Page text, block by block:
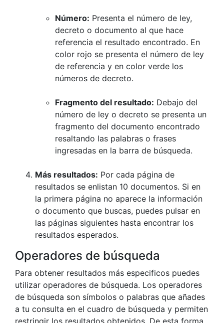
Número: Presenta el número de ley,
decreto o documento al que hace
referencia el resultado encontrado. En
color rojo se presenta el número de ley
de referencia y en color verde los
números de decreto.
Fragmento del resultado: Debajo del
número de ley o decreto se presenta un
fragmento del documento encontrado
resaltando las palabras o frases
ingresadas en la barra de búsqueda.
Más resultados: Por cada página de
resultados se enlistan 10 documentos. Si en
la primera página no aparece la información
o documento que buscas, puedes pulsar en
las páginas siguientes hasta encontrar los
resultados esperados.
Operadores de búsqueda
Para obtener resultados más especificos puedes
utilizar operadores de búsqueda. Los operadores
de búsqueda son símbolos o palabras que añades
a tu consulta en el cuadro de búsqueda y permiten
restringir los resultados obtenidos. De esta forma